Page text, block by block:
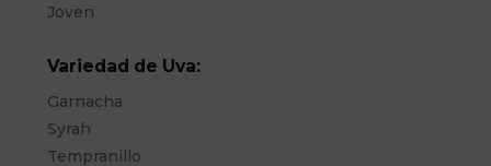
Joven
Variedad de Uva:
Garnacha
Syrah
Tempranillo